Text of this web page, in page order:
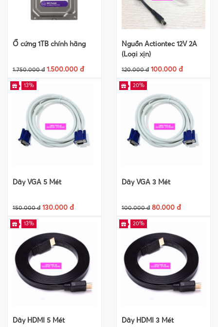
Ổ cứng 1TB chính hãng
1.750.000 đ 1.500.000 đ
Nguồn Actiontec 12V 2A
(Loại xịn)
120.000 đ 100.000 đ
Dây VGA 5 Mét
13%
150.000 đ 130.000 đ
Dây VGA 3 Mét
20%
100.000 đ 80.000 đ
Dây HDMI 5 Mét
13%
Dây HDMI 3 Mét
20%